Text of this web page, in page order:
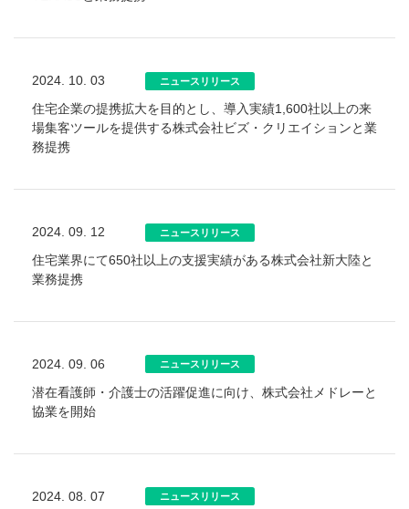
2024. 10. 03 ニュースリリース
住宅企業の提携拡大を目的とし、導入実績1,600社以上の来
場集客ツールを提供する株式会社ビズ・クリエイションと業
務提携
2024. 09. 12 ニュースリリース
住宅業界にて650社以上の支援実績がある株式会社新大陸と
業務提携
2024. 09. 06 ニュースリリース
潜在看護師・介護士の活躍促進に向け、株式会社メドレーと
協業を開始
2024. 08. 07 ニュースリリース